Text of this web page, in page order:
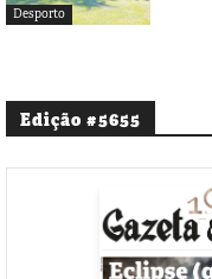
Desporto
Edição #5655